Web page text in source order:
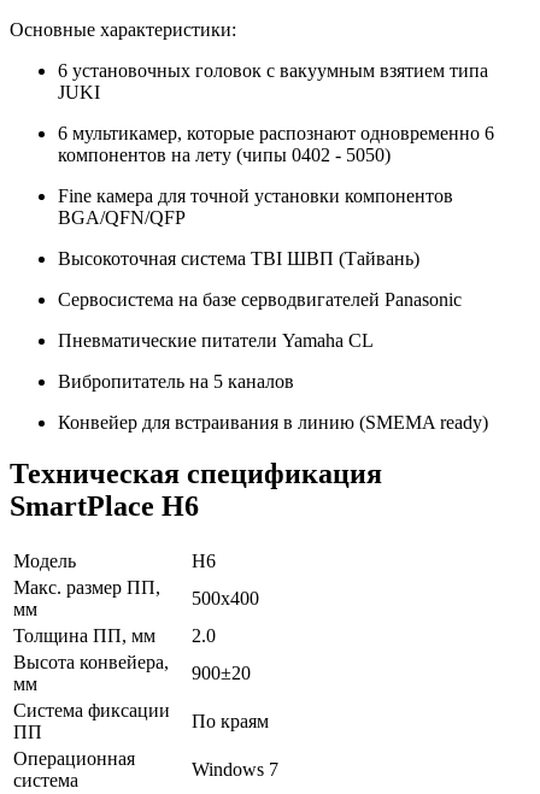
Основные характеристики:
6 установочных головок с вакуумным взятием типа
JUKI
6 мультикамер, которые распознают одновременно 6
компонентов на лету (чипы 0402 - 5050)
Fine камера для точной установки компонентов
BGA/QFN/QFP
Высокоточная система TBI ШВП (Тайвань)
Сервосистема на базе серводвигателей Panasonic
Пневматические питатели Yamaha CL
Вибропитатель на 5 каналов
Конвейер для встраивания в линию (SMEMA ready)
Техническая спецификация
SmartPlace H6
Модель
H6
Макс. размер ПП,
мм
500х400
Толщина ПП, мм
2.0
Высота конвейера,
мм
900±20
Система фиксации
ПП
По краям
Операционная
система
Windows 7